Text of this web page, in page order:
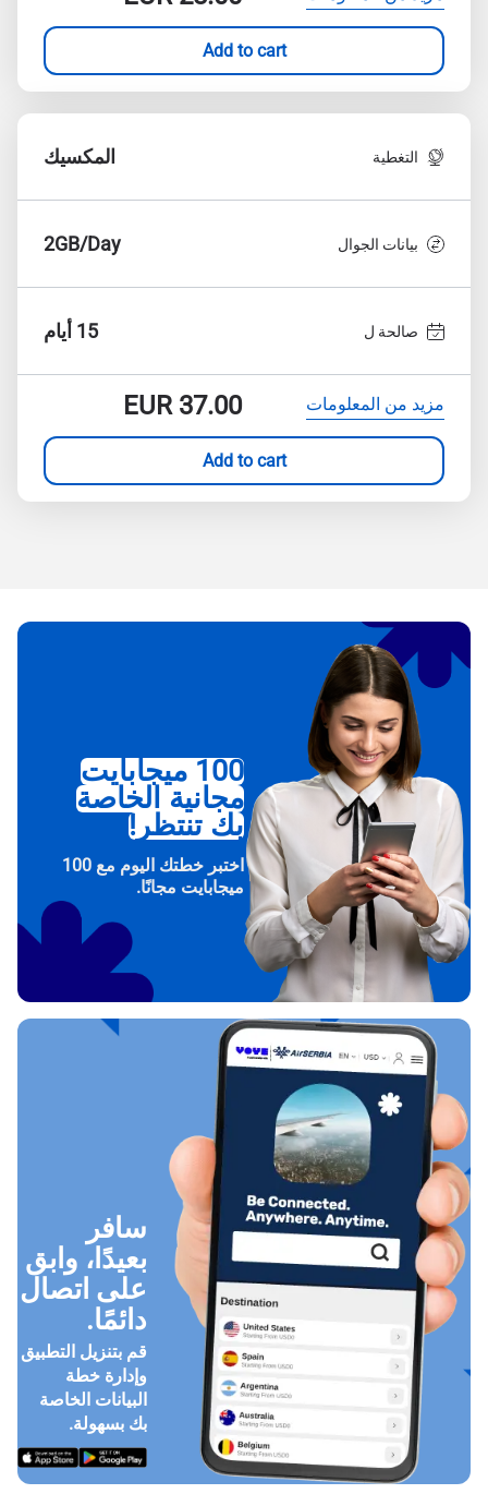
Add to cart
التغطية المكسيك
بيانات الجوال 2GB/Day
صالحة ل 15 أيام
مزيد من المعلومات EUR37.00
Add to cart
100 ميجابايت
مجانية الخاصة
بك تنتظر!
اختبر خطتك اليوم مع 100
ميجابايت مجانًا.
سافر
بعيدًا، وابق
على اتصال
دائمًا.
قم بتنزيل التطبيق
وإدارة خطة
البيانات الخاصة
بك بسهولة.